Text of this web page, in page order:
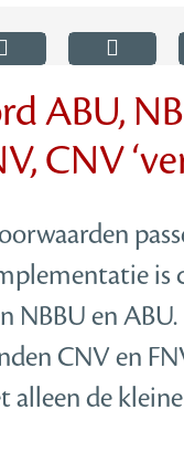
ABU,
CNV
is
NBBU en
CNV en
de